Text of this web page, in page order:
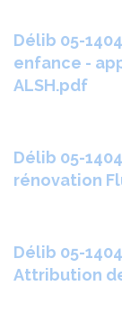
Délib 05-
enfance -
ALSH.pdf
Délib 05-
rénovation
Délib 05-
Attribution